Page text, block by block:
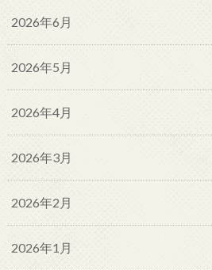
2026年6月
2026年5月
2026年4月
2026年3月
2026年2月
2026年1月